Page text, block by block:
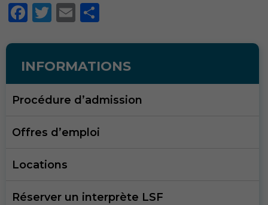
Facebook
Twitter
Email
INFORMATIONS
Procédure d’admission
Offres d’emploi
Locations
Réserver un interprète LSF